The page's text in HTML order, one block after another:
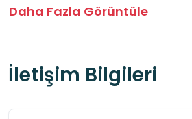
karşılanmalıdır.
Kayalık ve taşlı zeminlerde
Daha Fazla Görüntüle
İletişim Bilgileri